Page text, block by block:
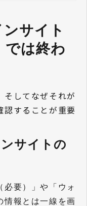
サイト
では終わ
そしてなぜそれが
認することが重要
サイトの
必要）」や「ウォ
情報とは一線を画